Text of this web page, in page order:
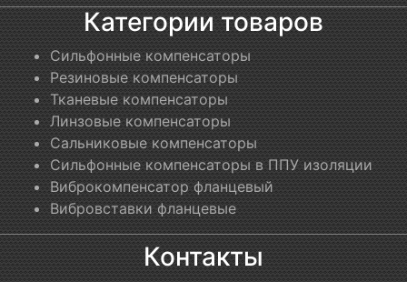
Категории товаров
Сильфонные компенсаторы
Резиновые компенсаторы
Тканевые компенсаторы
Линзовые компенсаторы
Сальниковые компенсаторы
Сильфонные компенсаторы в ППУ изоляции
Виброкомпенсатор фланцевый
Вибровставки фланцевые
Контакты